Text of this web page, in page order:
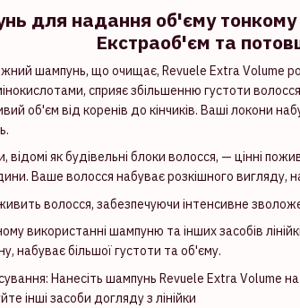
для надання об'єму
Екстраоб'єм та
шампунь, що очищає, Revuele Extra Volume
сприяє збільшенню густоти
об'єм від коренів до кінчиків. Ваші локони
відомі як будівельні блоки волосся, — цінні
Ваше волосся набуває розкішного вигляду,
волосся, забезпечуючи інтенсивне
використанні шампуню та інших засобів
набуває більшої густоти та об'єму.
Нанесіть шампунь Revuele Extra Volume
інші засоби догляду з лінійки